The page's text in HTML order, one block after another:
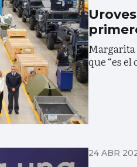
Margarita
que “es
24 ABR